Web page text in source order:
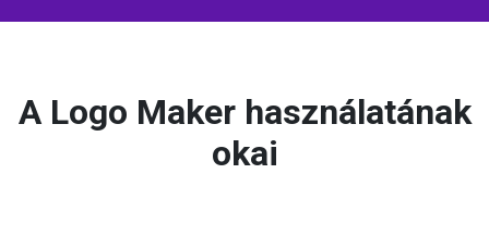
A Logo Maker használatának
okai